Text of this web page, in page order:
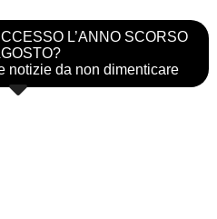
L’ANNO SCORSO
notizie da non dimenticare